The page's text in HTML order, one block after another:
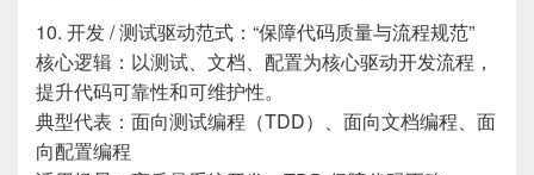
10. 开发 / 测试驱动范式：“保障代码质量与流程规范”
核心逻辑：以测试、文档、配置为核心驱动开发流程，
提升代码可靠性和可维护性。
典型代表：面向测试编程（TDD）、面向文档编程、面
向配置编程